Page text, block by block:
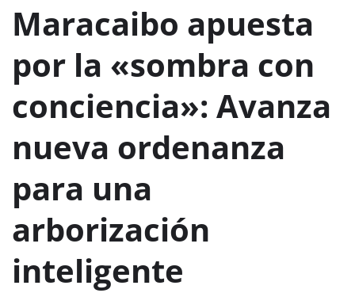
Maracaibo apuesta
por la «sombra con
conciencia»: Avanza
nueva ordenanza
para una
arborización
inteligente